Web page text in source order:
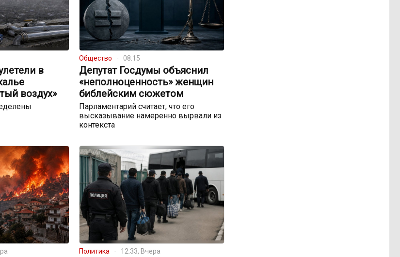
в
воздух»
Общество 08:15
Депутат Госдумы объяснил
«неполноценность» женщин
библейским сюжетом
Парламентарий считает, что его
высказывание намеренно вырвали из
контекста
Политика 12:33, Вчера